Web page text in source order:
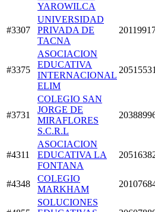
YAROWILCA
#3307
UNIVERSIDAD
PRIVADA DE
TACNA
#3375
ASOCIACION
EDUCATIVA
INTERNACIONAL
ELIM
#3731
COLEGIO SAN
JORGE DE
MIRAFLORES
S.C.R.L
#4311
ASOCIACION
EDUCATIVA LA
FONTANA
#4348
COLEGIO
MARKHAM
SOLUCIONES